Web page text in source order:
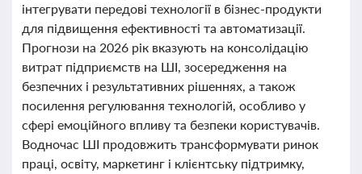
інтегрувати передові технології в бізнес-продукти
для підвищення ефективності та автоматизації.
Прогнози на 2026 рік вказують на консолідацію
витрат підприємств на ШІ, зосередження на
безпечних і результативних рішеннях, а також
посилення регулювання технологій, особливо у
сфері емоційного впливу та безпеки користувачів.
Водночас ШІ продовжить трансформувати ринок
праці, освіту, маркетинг і клієнтську підтримку,